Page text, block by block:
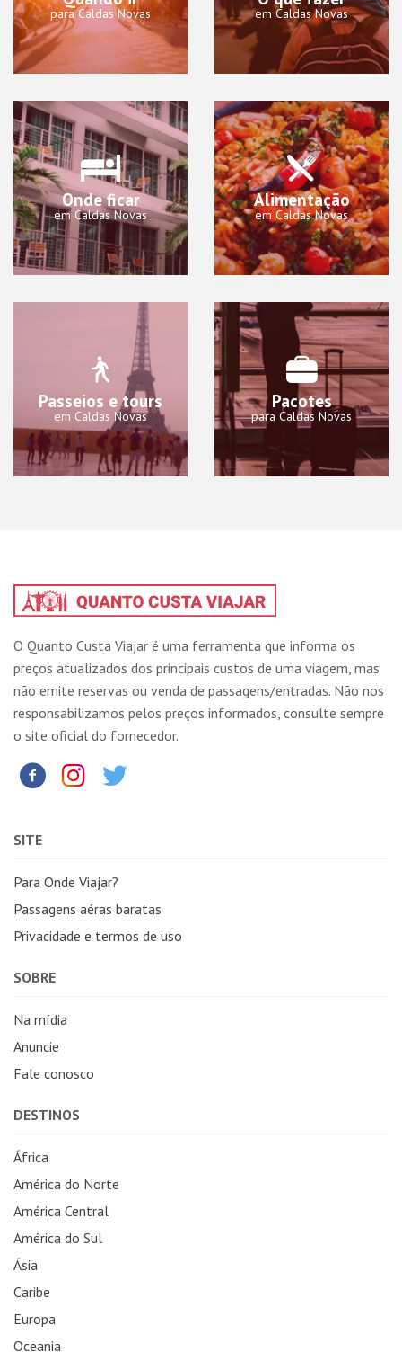
para Caldas Novas em Caldas Novas
Onde ficar
em Caldas Novas
Alimentação
em Caldas Novas
Passeios e tours
em Caldas Novas
Pacotes
para Caldas Novas
O Quanto Custa Viajar é uma ferramenta que informa os
preços atualizados dos principais custos de uma viagem, mas
não emite reservas ou venda de passagens/entradas. Não nos
responsabilizamos pelos preços informados, consulte sempre
o site oficial do fornecedor.
SITE
Para Onde Viajar?
Passagens aéras baratas
Privacidade e termos de uso
SOBRE
Na mídia
Anuncie
Fale conosco
DESTINOS
África
América do Norte
América Central
América do Sul
Ásia
Caribe
Europa
Oceania